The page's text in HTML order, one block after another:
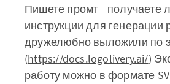
Пишете промт - получаете
инструкции для генерации
дружелюбно выложили по
(https://docs.logolivery.ai/)
работу можно в формате